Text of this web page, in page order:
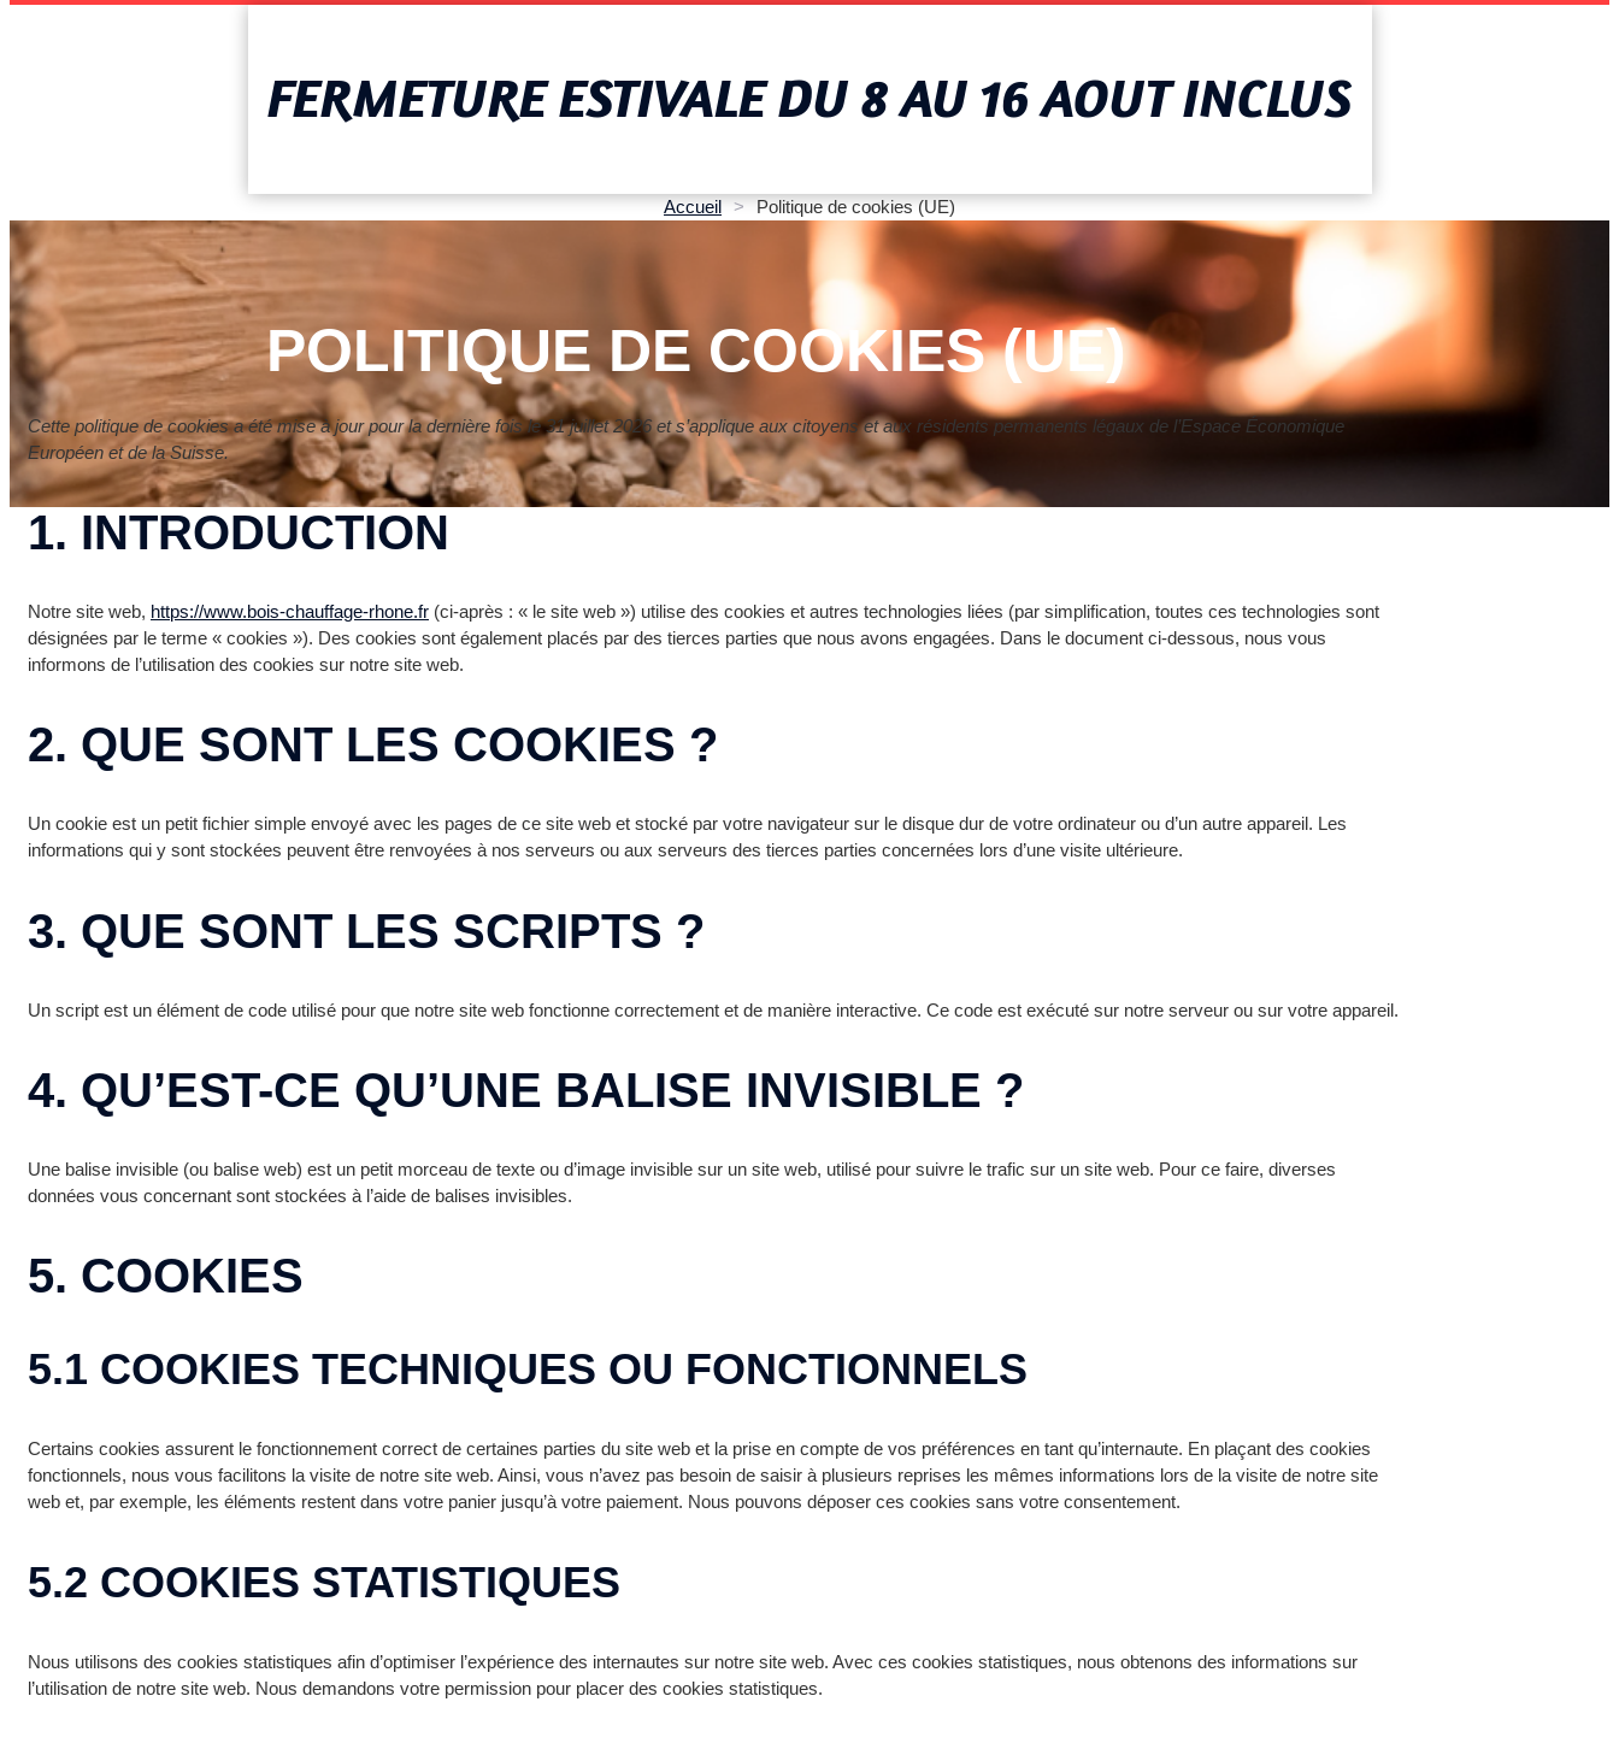
FERMETURE ESTIVALE DU 8 AU 16 AOUT INCLUS
Accueil > Politique de cookies (UE)
POLITIQUE DE COOKIES (UE)
Cette politique de cookies a été mise à jour pour la dernière fois le 31 juillet 2026 et s’applique aux citoyens et aux résidents permanents légaux de l’Espace Économique
Européen et de la Suisse.
1. INTRODUCTION
Notre site web, https://www.bois-chauffage-rhone.fr (ci-après : « le site web ») utilise des cookies et autres technologies liées (par simplification, toutes ces technologies sont
désignées par le terme « cookies »). Des cookies sont également placés par des tierces parties que nous avons engagées. Dans le document ci-dessous, nous vous
informons de l’utilisation des cookies sur notre site web.
2. QUE SONT LES COOKIES ?
Un cookie est un petit fichier simple envoyé avec les pages de ce site web et stocké par votre navigateur sur le disque dur de votre ordinateur ou d’un autre appareil. Les
informations qui y sont stockées peuvent être renvoyées à nos serveurs ou aux serveurs des tierces parties concernées lors d’une visite ultérieure.
3. QUE SONT LES SCRIPTS ?
Un script est un élément de code utilisé pour que notre site web fonctionne correctement et de manière interactive. Ce code est exécuté sur notre serveur ou sur votre appareil.
4. QU’EST-CE QU’UNE BALISE INVISIBLE ?
Une balise invisible (ou balise web) est un petit morceau de texte ou d’image invisible sur un site web, utilisé pour suivre le trafic sur un site web. Pour ce faire, diverses
données vous concernant sont stockées à l’aide de balises invisibles.
5. COOKIES
5.1 COOKIES TECHNIQUES OU FONCTIONNELS
Certains cookies assurent le fonctionnement correct de certaines parties du site web et la prise en compte de vos préférences en tant qu’internaute. En plaçant des cookies
fonctionnels, nous vous facilitons la visite de notre site web. Ainsi, vous n’avez pas besoin de saisir à plusieurs reprises les mêmes informations lors de la visite de notre site
web et, par exemple, les éléments restent dans votre panier jusqu’à votre paiement. Nous pouvons déposer ces cookies sans votre consentement.
5.2 COOKIES STATISTIQUES
Nous utilisons des cookies statistiques afin d’optimiser l’expérience des internautes sur notre site web. Avec ces cookies statistiques, nous obtenons des informations sur
l’utilisation de notre site web. Nous demandons votre permission pour placer des cookies statistiques.